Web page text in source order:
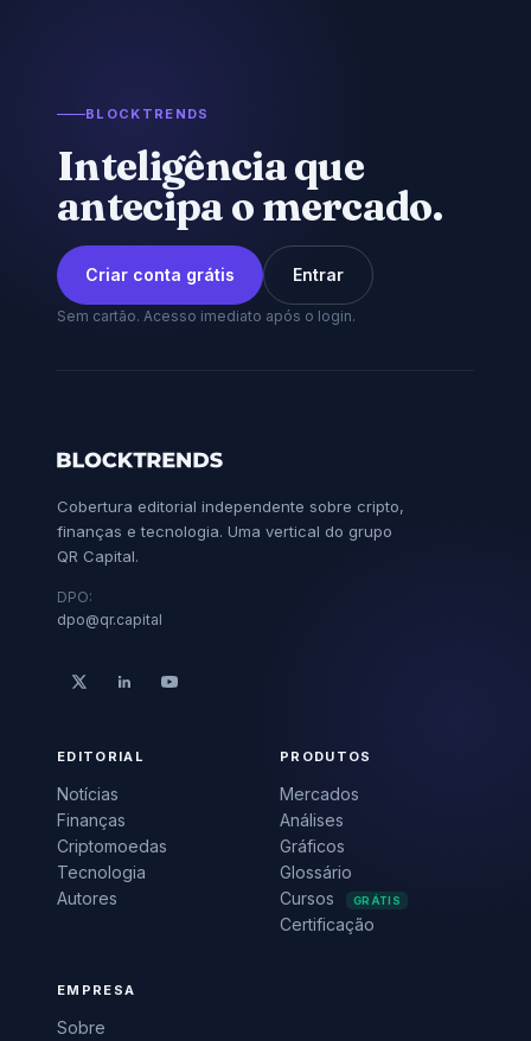
BLOCKTRENDS
Inteligência que
antecipa o mercado.
Criar conta grátis Entrar
Sem cartão. Acesso imediato após o login.
Cobertura editorial independente sobre cripto,
finanças e tecnologia. Uma vertical do grupo
QR Capital.
DPO:
dpo@qr.capital
EDITORIAL
Notícias
Finanças
Criptomoedas
Tecnologia
Autores
PRODUTOS
Mercados
Análises
Gráficos
Glossário
Cursos
GRÁTIS
Certificação
EMPRESA
Sobre